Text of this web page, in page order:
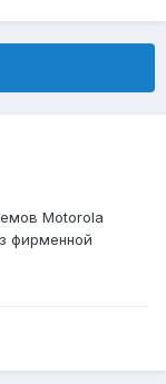
Motorola
фирменной